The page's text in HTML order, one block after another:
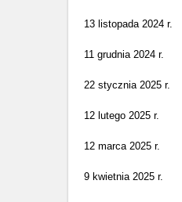
13 listopada 2024 r.
11 grudnia 2024 r.
22 stycznia 2025 r.
12 lutego 2025 r.
12 marca 2025 r.
9 kwietnia 2025 r.